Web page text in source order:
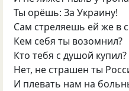
Ты орёшь: За Украину!
Сам стреляешь ей же в
Кем себя ты возомнил?
Кто тебя с душой купил?
Нет, не страшен ты
И плевать нам на